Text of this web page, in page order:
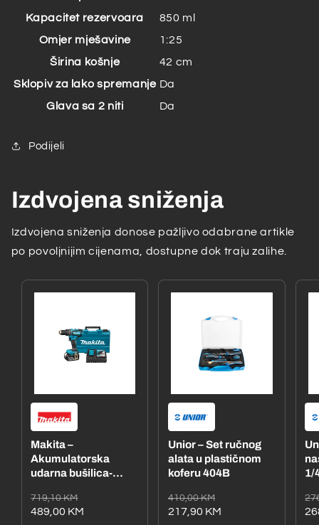
Kapacitet rezervoara
850 ml
Omjer mješavine
1:25
Širina košnje
42 cm
Sklopiv za lako spremanje Da
Glava sa 2 niti
Da
Podijeli
Izdvojena sniženja
Izdvojena sniženja donose pažljivo odabrane artikle
po povoljnijim cijenama, dostupne dok traju zalihe.
Makita –
Akumulatorska
udarna bušilica-
DHP485RFE1
Redovna
cijena
719,10 KM
Akcijska
cijena
489,00 KM
Unior – Set ručnog
alata u plastičnom
koferu 404B
Redovna
cijena
410,00 KM
Akcijska
cijena
217,90 KM
1/